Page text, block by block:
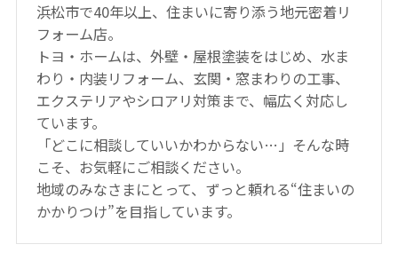
浜松市で40年以上、住まいに寄り添う地元密着リ
フォーム店。
トヨ・ホームは、外壁・屋根塗装をはじめ、水ま
わり・内装リフォーム、玄関・窓まわりの工事、
エクステリアやシロアリ対策まで、幅広く対応し
ています。
「どこに相談していいかわからない…」そんな時
こそ、お気軽にご相談ください。
地域のみなさまにとって、ずっと頼れる“住まいの
かかりつけ”を目指しています。